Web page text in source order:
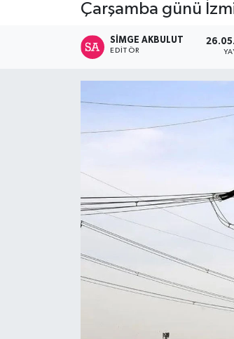
Çarşamba günü
SIMGE AKBULUT
EDITÖR
Teknoloji